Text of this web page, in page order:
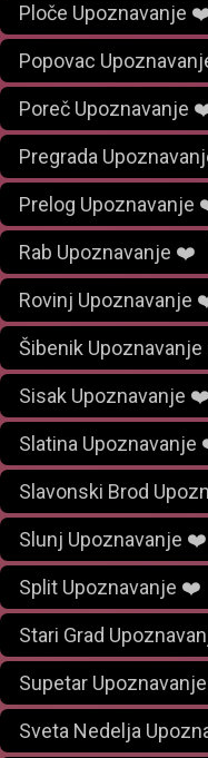
Ploče Upoznavanje
Popovac
Poreč Upoznavanje
Pregrada
Prelog Upoznavanje
Rab Upoznavanje ❤️
Rovinj Upoznavanje
Šibenik
Sisak Upoznavanje ❤️
Slatina Upoznavanje
Slavonski Brod
Slunj Upoznavanje ❤️
Split Upoznavanje ❤️
Stari Grad
Supetar
Sveta Nedelja